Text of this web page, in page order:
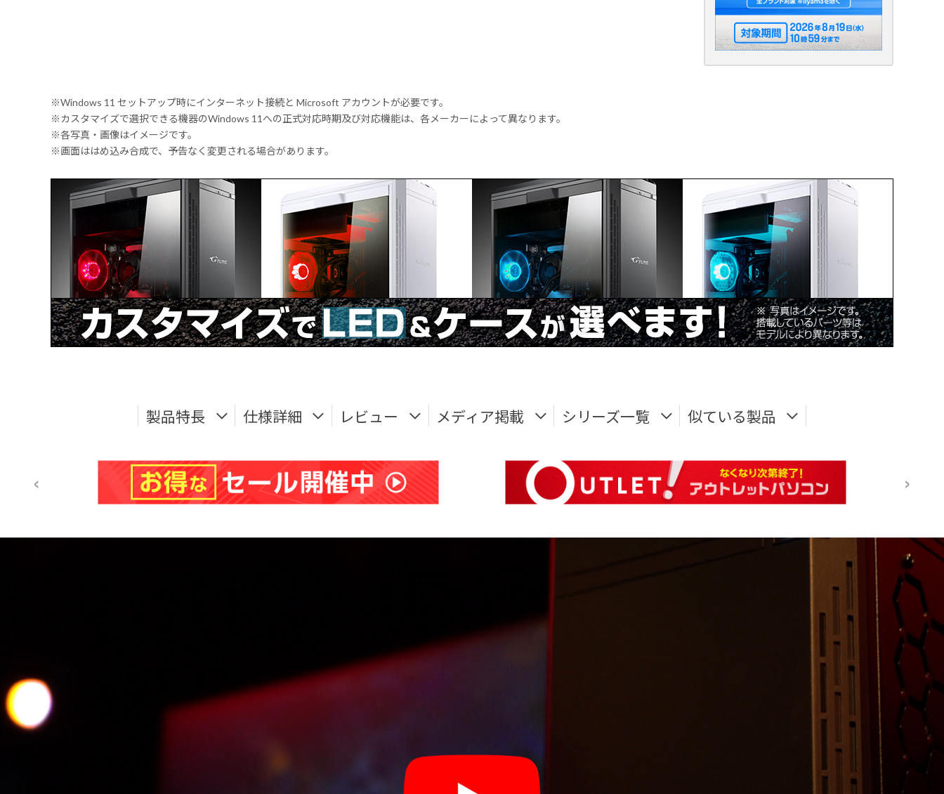
※Windows 11 セットアップ時にインターネット接続と Microsoft アカウントが必要です。
※カスタマイズで選択できる機器のWindows 11への正式対応時期及び対応機能は、各メーカーによって異なります。
※各写真・画像はイメージです。
※画面ははめ込み合成で、予告なく変更される場合があります。
製品特長 仕様詳細 レビュー メディア掲載 シリーズ一覧 似ている製品